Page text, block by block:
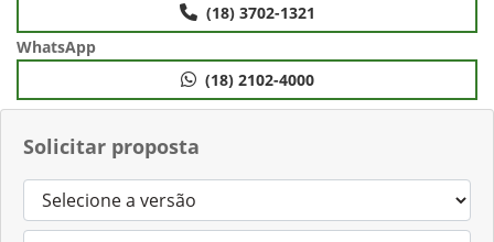
Solicitar proposta
(18) 3702-1321
WhatsApp
(18) 2102-4000